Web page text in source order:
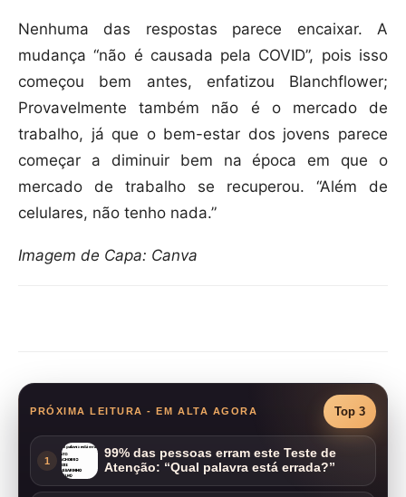
Nenhuma das respostas parece encaixar. A
mudança “não é causada pela COVID”, pois isso
começou bem antes, enfatizou Blanchflower;
Provavelmente também não é o mercado de
trabalho, já que o bem-estar dos jovens parece
começar a diminuir bem na época em que o
mercado de trabalho se recuperou. “Além de
celulares, não tenho nada.”
Imagem de Capa: Canva
PRÓXIMA LEITURA - EM ALTA AGORA Top 3
1
99% das pessoas erram este Teste de
Atenção: “Qual palavra está errada?”